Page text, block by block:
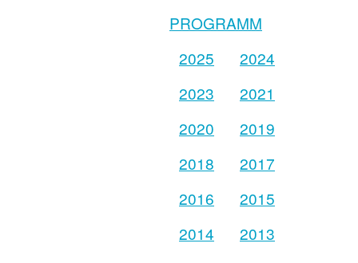
PROGRAMM
2025
2024
2023
2021
2020
2019
2018
2017
2016
2015
2014
2013